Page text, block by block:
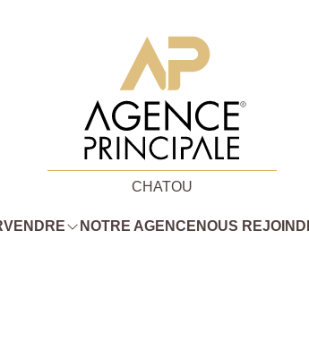
CHATOU
VENDRE NOTRE AGENCE NOUS